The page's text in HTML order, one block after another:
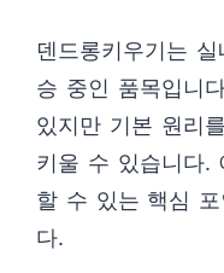
덴드롱키우기는
승 중인 품목입니
있지만 기본 원리
키울 수 있습니다.
할 수 있는 핵심
다.